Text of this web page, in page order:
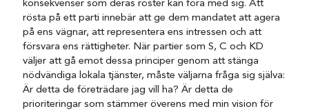
konsekvenser som deras röster kan föra med sig. Att
rösta på ett parti innebär att ge dem mandatet att agera
på ens vägnar, att representera ens intressen och att
försvara ens rättigheter. När partier som S, C och KD
väljer att gå emot dessa principer genom att stänga
nödvändiga lokala tjänster, måste väljarna fråga sig själva:
Är detta de företrädare jag vill ha? Är detta de
prioriteringar som stämmer överens med min vision för